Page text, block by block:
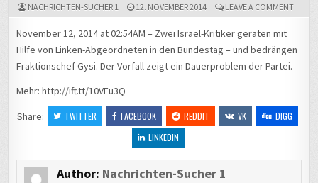
NACHRICHTEN-SUCHER 1 12. NOVEMBER 2014 LEAVE A COMMENTON
November 12, 2014 at 02:54AM – Zwei Israel-Kritiker geraten mit
Hilfe von Linken-Abgeordneten in den Bundestag – und bedrängen
Fraktionschef Gysi. Der Vorfall zeigt ein Dauerproblem der Partei.
Mehr: http://ift.tt/10VEu3Q
Share:
TWITTER FACEBOOK REDDIT VK
DIGG
LINKEDIN
Author: Nachrichten-Sucher 1